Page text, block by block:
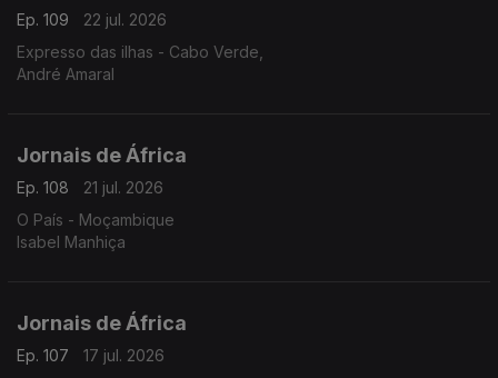
Ep. 109
22 jul. 2026
Expresso das ilhas - Cabo Verde,
André Amaral
Jornais de África
Ep. 108
21 jul. 2026
O País - Moçambique
Isabel Manhiça
Jornais de África
Ep. 107
17 jul. 2026